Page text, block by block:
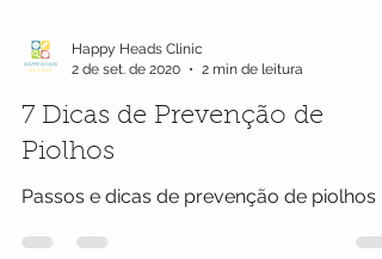
Happy Heads Clinic
2 de set. de 2020
2 min de leitura
Piolhos
Passos e dicas de prevenção de piolhos